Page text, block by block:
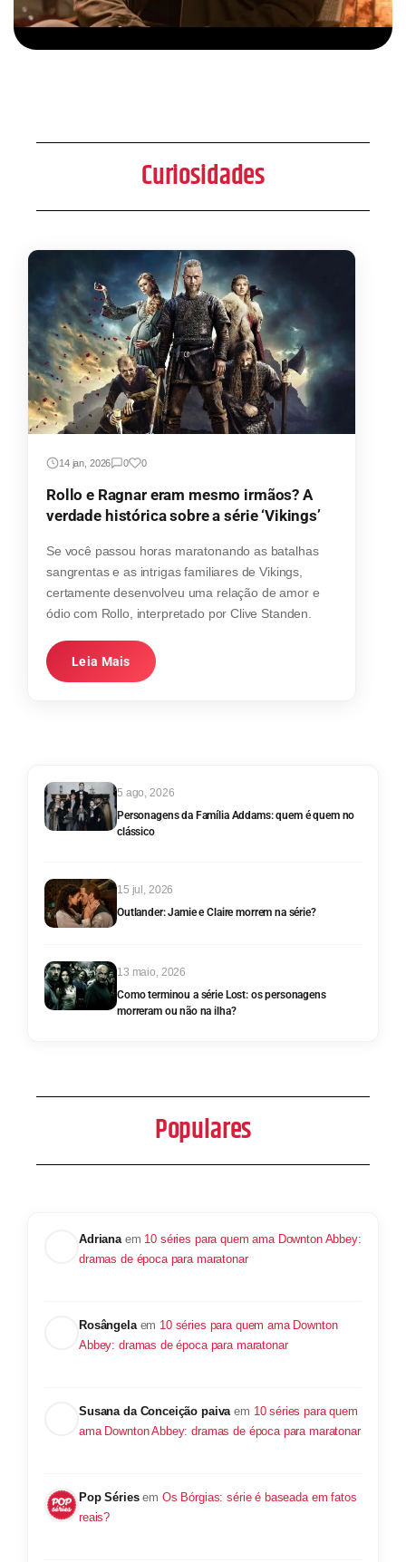
Curiosidades
14 jan, 2026 0 0
Rollo e Ragnar eram mesmo irmãos? A
verdade histórica sobre a série ‘Vikings’
Se você passou horas maratonando as batalhas
sangrentas e as intrigas familiares de Vikings,
certamente desenvolveu uma relação de amor e
ódio com Rollo, interpretado por Clive Standen.
Leia Mais
Personagens da Família Addams: quem é quem no
clássico
5 ago, 2026
Outlander: Jamie e Claire morrem na série?
15 jul, 2026
Como terminou a série Lost: os personagens
morreram ou não na ilha?
13 maio, 2026
Populares
Adriana em 10 séries para quem ama Downton Abbey:
dramas de época para maratonar
Rosângela em 10 séries para quem ama Downton
Abbey: dramas de época para maratonar
Susana da Conceição paiva em 10 séries para quem
ama Downton Abbey: dramas de época para maratonar
Pop Séries em Os Bórgias: série é baseada em fatos
reais?